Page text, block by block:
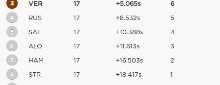
3 VER 17 +5.065s 6
4 RUS 17 +8.532s 5
5 SAI 17 +10.388s 4
6 ALO 17 +11.613s 3
7 HAM 17 +16.503s 2
8 STR 17 +18.417s 1